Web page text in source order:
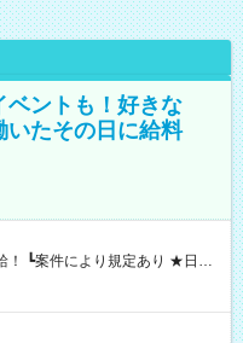
ベントも！好きな
たその日に給料
の日に現金GET♪ お仕事後はコ
！ 【試用期間】試